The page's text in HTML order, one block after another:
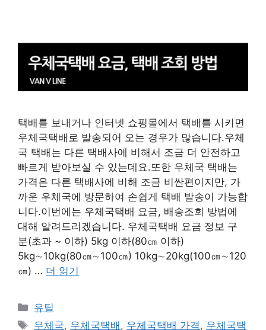
택배를 보내거나 인터넷 쇼핑몰에서 택배를 시키면
우체국택배로 발송되어 오는 경우가 많습니다.우체
국 택배는 다른 택배사에 비해서 조금 더 안전하고
빠르게 받아보실 수 있는데요.또한 우체국 택배는
가격은 다른 택배사에 비해 조금 비싼편이지만, 가
까운 우체국에 방문하여 손쉽게 택배 발송이 가능합
니다.이번에는 우체국택배 요금, 배송조회 방법에
대해 알려드리겠습니다. 우체국택배 요금 정보 구
분(초과 ~ 이하) 5kg 이하(80㎝ 이하)
5kg∼10kg(80㎝∼100㎝) 10kg∼20kg(100㎝∼120
㎝) … 더 읽기
카
테
유틸
태
우체국, 우체국택배 , 우체국택배 가격 , 우체국택